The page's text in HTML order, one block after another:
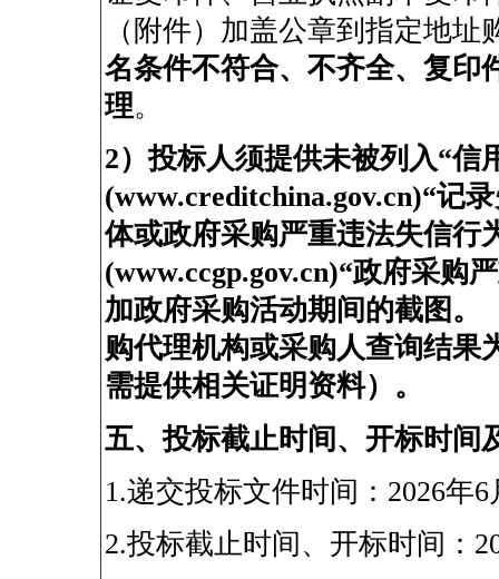
（附件）加盖公章到指定地址
名条件不符合、不齐全、复印
理。
2）投标人须提供未被列入“信
(www.creditchina.gov.cn)“记
体或政府采购严重违法失信行
(www.ccgp.gov.cn)“政府采购
加政府采购活动期间的截图。
购代理机构或采购人查询结果
需提供相关证明资料）。
五、投标截止时间、开标时间
1.递交投标文件时间： 2026年6
2.投标截止时间、开标时间：